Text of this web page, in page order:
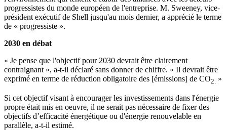
progressistes du monde européen de l'entreprise. M. Sweeney, vice-
président exécutif de Shell jusqu'au mois dernier, a apprécié le terme
de « progressiste ».
2030 en débat
« Je pense que l'objectif pour 2030 devrait être clairement
contraignant », a-t-il déclaré sans donner de chiffre. « Il devrait être
exprimé en terme de réduction obligatoire des [émissions] de CO2. »
Si cet objectif visant à encourager les investissements dans l'énergie
propre était mis en oeuvre, il ne serait pas nécessaire de fixer des
objectifs d’efficacité énergétique ou d'énergie renouvelable en
parallèle, a-t-il estimé.